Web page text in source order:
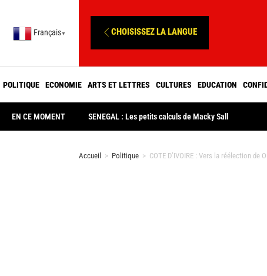
Français ▼ CHOISISSEZ LA LANGUE
POLITIQUE ECONOMIE ARTS ET LETTRES CULTURES EDUCATION
EN CE MOMENT SENEGAL : Les petits calculs de Macky Sall
Accueil > Politique > COTE D’IVOIRE : Vers la réélection de